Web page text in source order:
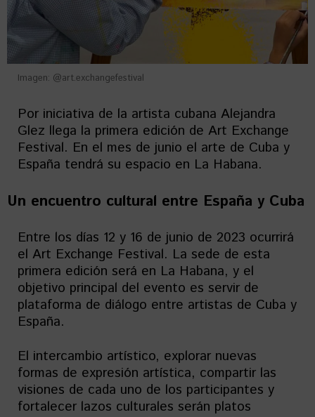
Imagen: @art.exchangefestival
Por iniciativa de la artista cubana Alejandra
Glez llega la primera edición de Art Exchange
Festival. En el mes de junio el arte de Cuba y
España tendrá su espacio en La Habana.
Un encuentro cultural entre España y Cuba
Entre los días 12 y 16 de junio de 2023 ocurrirá
el Art Exchange Festival. La sede de esta
primera edición será en La Habana, y el
objetivo principal del evento es servir de
plataforma de diálogo entre artistas de Cuba y
España.
El intercambio artístico, explorar nuevas
formas de expresión artística, compartir las
visiones de cada uno de los participantes y
fortalecer lazos culturales serán platos